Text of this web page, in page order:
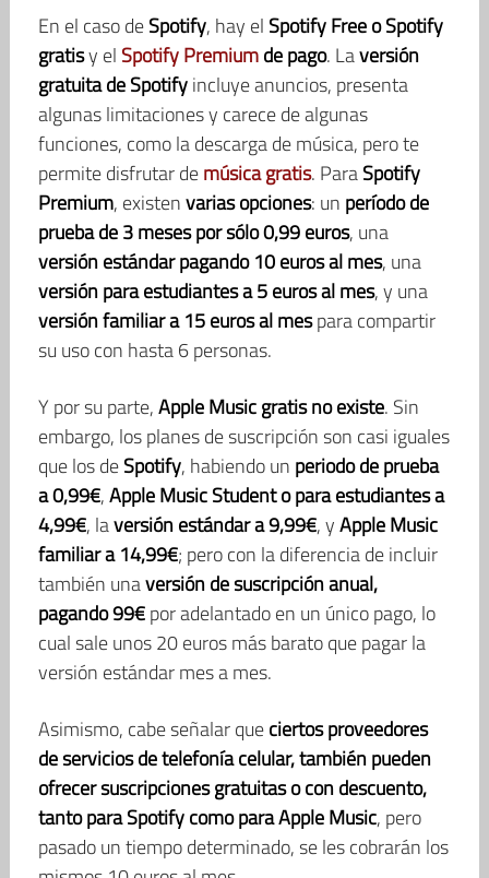
En el caso deSpotify, hay el Spotify Free o Spotify
gratisy el Spotify Premiumde pago. Laversión
gratuita de Spotifyincluye anuncios, presenta
algunas limitaciones y carece de algunas
funciones, como la descarga de música, pero te
permite disfrutar demúsica gratis. ParaSpotify
Premium, existenvarias opciones: un período de
prueba de 3 meses por sólo 0,99 euros, una
versión estándar pagando 10 euros al mes, una
versión para estudiantes a 5 euros al mes, y una
versión familiar a 15 euros al mespara compartir
su uso con hasta 6 personas.
Y por su parte,Apple Music gratis no existe. Sin
embargo, los planes de suscripción son casi iguales
que los deSpotify, habiendo un periodo de prueba
a 0,99€,Apple Music Studento para estudiantes a
4,99€, laversión estándar a 9,99€, yApple Music
familiar a 14,99€; pero con la diferencia de incluir
también unaversión de suscripción anual,
pagando 99€por adelantado en un único pago, lo
cual sale unos 20 euros más barato que pagar la
versión estándar mes a mes.
Asimismo, cabe señalar queciertos proveedores
de servicios de telefonía celular, también pueden
ofrecer suscripciones gratuitas o con descuento,
tanto para Spotify como para Apple Music, pero
pasado un tiempo determinado, se les cobrarán los